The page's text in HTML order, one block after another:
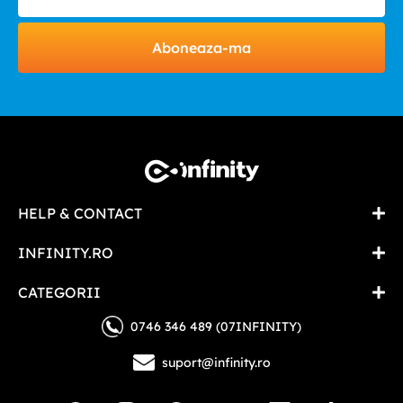
Aboneaza-ma
HELP & CONTACT
INFINITY.RO
CATEGORII
0746 346 489 (07INFINITY)
suport@infinity.ro